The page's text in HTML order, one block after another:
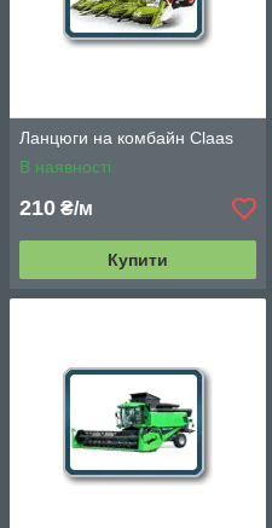
Ланцюги на комбайн Claas
В наявності
210 ₴/м
Купити